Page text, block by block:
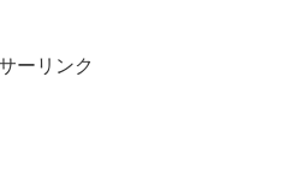
ーリンク